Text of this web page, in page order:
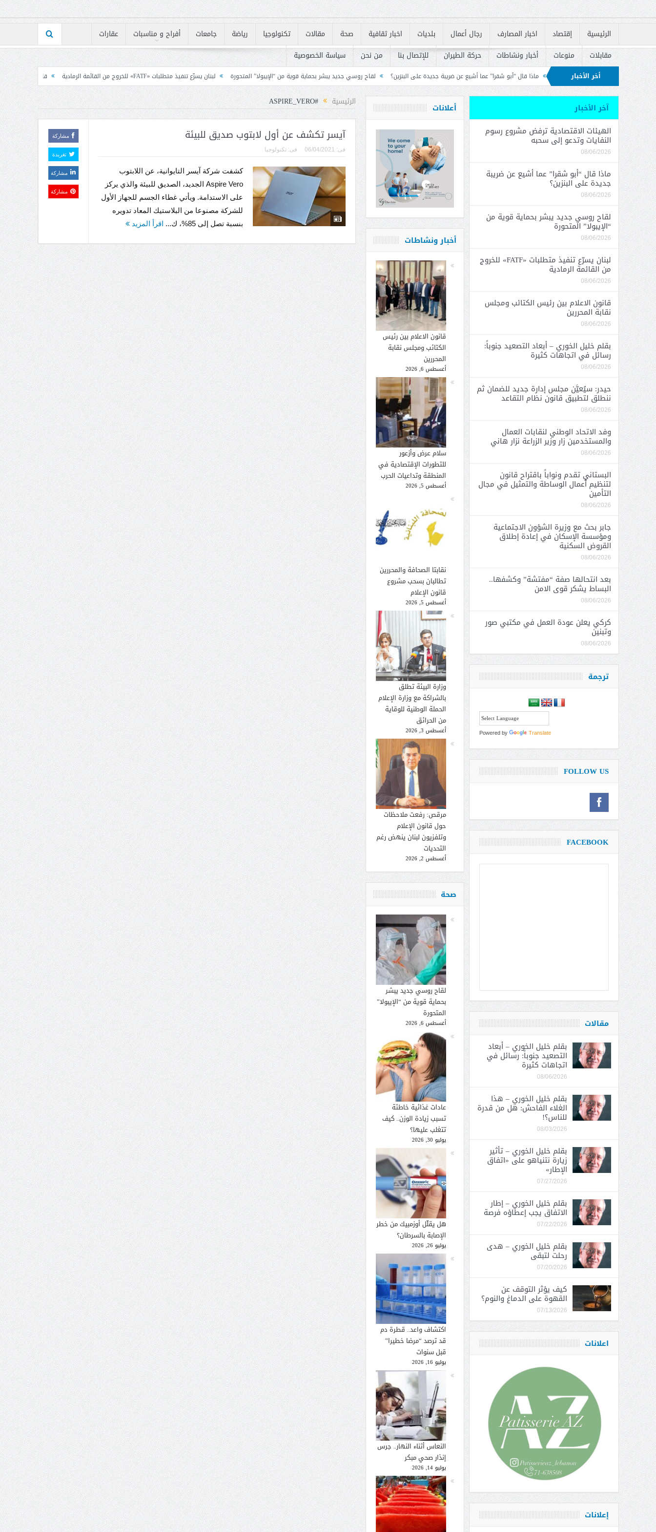
الرئيسية إقتصاد اخبار المصارف رجال أعمال بلديات اخبار ثقافية صحة مقالات تكنولوجيا رياضة جامعات أفراح و مناسبات
عقارات
مقابلات
منوعات أخبار ونشاطات حركة الطيران للإتصال بنا من نحن سياسة الخصوصية
أخر الأخبار إلى سحبه ماذا قال “أبو شقرا” عما أشيع عن ضريبة جديدة على البنزين؟ لقاح روسي جديد يبشر بحماية قوية من “الإيبولا” المتحورة لبنان يسرّع تنفيذ متطلبات «FATF» للخروج من القائمة الرمادية
قانون الاعلام بين رئيس الكتائب ومجلس
في إعادة إطلاق القروض السكنية
الرئيسية #ASPIRE_VERO
آيسر تكشف عن أول لابتوب صديق للبيئة
فى: 06/04/2021 فى:تكنولوجيا
كشفت شركة آيسر التايوانية، عن اللابتوب
Aspire Vero الجديد، الصديق للبيئة والذي يركز
على الاستدامة. ويأتي غطاء الجسم للجهاز الأول
للشركة مصنوعا من البلاستيك المعاد تدويره
بنسبة تصل إلى 85%، ك...
اقرأ المزيد
مشاركة
تغريدة
مشاركة
مشاركة
أعلانات
أخبار ونشاطات
قانون الاعلام بين رئيس
الكتائب ومجلس نقابة
المحررين
أغسطس 6, 2026
سلام عرض وأزعور
للتطورات الإقتصادية في
المنطقة وتداعيات الحرب
أغسطس 5, 2026
نقابتا الصحافة والمحررين
تطالبان بسحب مشروع
قانون الإعلام
أغسطس 5, 2026
وزارة البيئة تطلق
بالشراكة مع وزارة الإعلام
الحملة الوطنية للوقاية
من الحرائق
أغسطس 3, 2026
مرقص: رفعت ملاحظات
حول قانون الإعلام
وتلفزيون لبنان ينهض رغم
التحديات
أغسطس 2, 2026
صحة
لقاح روسي جديد يبشر
بحماية قوية من “الإيبولا”
المتحورة
أغسطس 6, 2026
عادات غذائية خاطئة
تسبب زيادة الوزن.. كيف
تتغلب عليها؟
يوليو 30, 2026
هل يقلّل أوزمبيك من خطر
الإصابة بالسرطان؟
يوليو 26, 2026
اكتشاف واعد.. قطرة دم
قد ترصد “مرضا خطيرا”
قبل سنوات
يوليو 16, 2026
النعاس أثناء النهار.. جرس
إنذار صحي مبكر
يوليو 14, 2026
آخر الأخبار
الهيئات الاقتصادية ترفض مشروع رسوم
النفايات وتدعو إلى سحبه
08/06/2026
ماذا قال “أبو شقرا” عما أشيع عن ضريبة
جديدة على البنزين؟
08/06/2026
لقاح روسي جديد يبشر بحماية قوية من
“الإيبولا” المتحورة
08/06/2026
لبنان يسرّع تنفيذ متطلبات «FATF» للخروج
من القائمة الرمادية
08/06/2026
قانون الاعلام بين رئيس الكتائب ومجلس
نقابة المحررين
08/06/2026
بقلم خليل الخوري – أبعاد التصعيد جنوباً:
رسائل في اتجاهات كثيرة
08/06/2026
حيدر: سيُعيَّن مجلس إدارة جديد للضمان ثم
ننطلق لتطبيق قانون نظام التقاعد
08/06/2026
وفد الاتحاد الوطني لنقابات العمال
والمستخدمين زار وزير الزراعة نزار هاني
08/06/2026
البستاني تقدم ونواباً باقتراح قانون
لتنظيم أعمال الوساطة والتمثيل في مجال
التأمين
08/06/2026
جابر بحث مع وزيرة الشؤون الاجتماعية
ومؤسسة الإسكان في إعادة إطلاق
القروض السكنية
08/06/2026
بعد انتحالها صفة “مفتشة” وكشفها..
البساط يشكر قوى الامن
08/06/2026
كركي يعلن عودة العمل في مكتبي صور
وتبنين
08/06/2026
ترجمة
Powered by Translate
FOLLOW US
FACEBOOK
مقالات
بقلم خليل الخوري – أبعاد
التصعيد جنوباً: رسائل في
اتجاهات كثيرة
08/06/2026
بقلم خليل الخوري – هذا
الغلاء الفاحش: هل من قدرة
للناس؟!
08/03/2026
بقلم خليل الخوري – تأثير
زيارة نتنياهو على «اتفاق
الإطار»
07/27/2026
بقلم خليل الخوري – إطار
الاتفاق يجب إعطاؤه فرصة
07/22/2026
بقلم خليل الخوري – هدى
رحلت لتبقى
07/20/2026
كيف يؤثر التوقف عن
القهوة على الدماغ والنوم؟
07/13/2026
اعلانات
إعلانات